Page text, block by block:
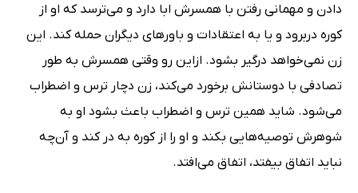
دادن و مهمانى رفتن با همسرش ابا دارد و مى‌ترسد که او از
کوره دربرود و یا به اعتقادات و باورهاى دیگران حمله کند. این
زن نمى‌خواهد درگیر بشود. ازاین رو وقتى همسرش به طور
تصادفى با دوستانش برخورد مى‌کند، زن دچار ترس و اضطراب
مى‌شود. شاید همین ترس و اضطراب باعث بشود او به
شوهرش توصیه‌هایى بکند و او را از کوره به در کند و آن‌چه
نباید اتفاق بیفتد، اتفاق مى‌افتد.